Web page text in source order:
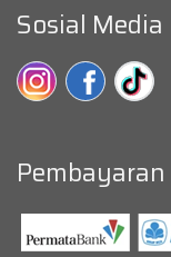
Sosial Media
Pembayaran